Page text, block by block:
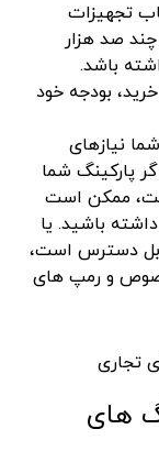
تجهیزات
صد هزار
باشد.
بودجه خود
نیازهای
پارکینگ شما
ممکن است
باشید. یا
دسترس است،
و رمپ های
تجاری
های